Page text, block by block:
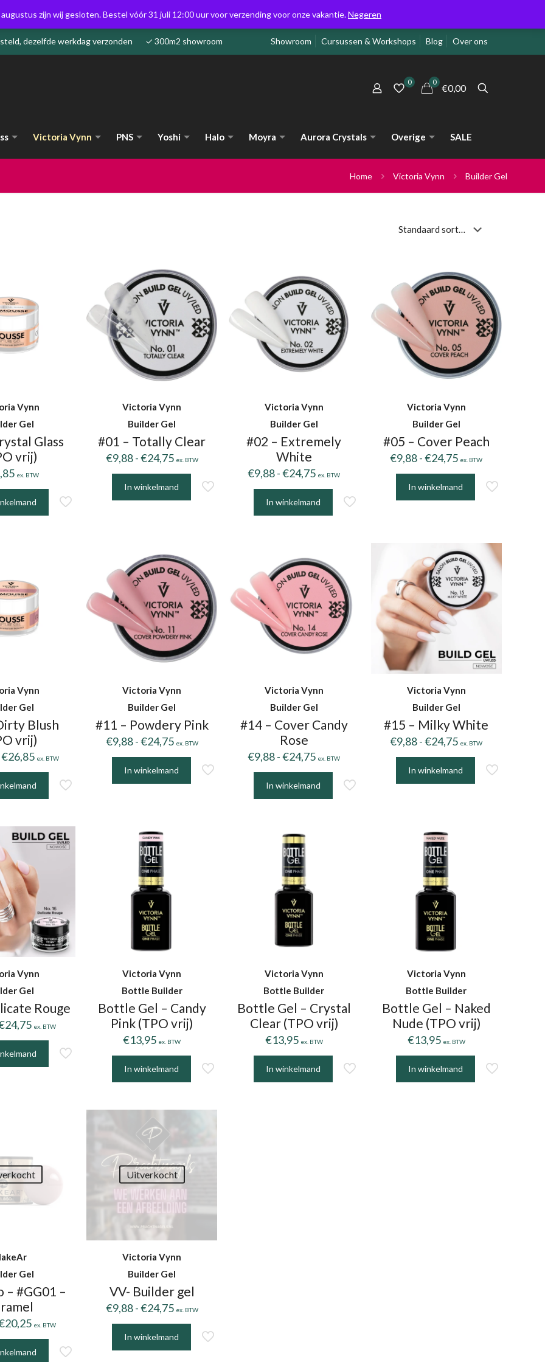
dezelfde werkdag verzonden ✓ 300m2 showroom Showroom Cursussen & Workshops Blog Over ons
0 0
€0,00
Victoria Vynn PNS Yoshi Halo Moyra Aurora Crystals Overige SALE
Home Victoria Vynn Builder Gel
Vynn
Gel
Glass
vrij)
ex. BTW
Victoria Vynn
Builder Gel
#01 – Totally Clear
€9,88-€24,75Prijsklasse:
€9,88
tot
€24,75
ex. BTW
In winkelmand
Deze
optie
kan
gekozen
worden
Victoria Vynn
Builder Gel
#02 – Extremely
White
€9,88- €24,75Prijsklasse:
€9,88
tot
€24,75
ex. BTW
In winkelmand
variaties.
Deze
optie
kan
gekozen
worden
productpagina
Victoria Vynn
Builder Gel
#05 – Cover Peach
€9,88-€24,75Prijsklasse:
€9,88
tot
€24,75
ex. BTW
In winkelmand
variaties.
Deze
optie
kan
gekozen
worden
de
productpagina
Vynn
Gel
Blush
vrij)
€26,85Prijsklasse:
€11,55
tot
€26,85
ex. BTW
Victoria Vynn
Builder Gel
#11 – Powdery Pink
€9,88-€24,75Prijsklasse:
€9,88
tot
€24,75
ex. BTW
In winkelmand
variaties.
gekozen
Victoria Vynn
Builder Gel
#14 – Cover Candy
Rose
€9,88- €24,75Prijsklasse:
€9,88
tot
€24,75
ex. BTW
In winkelmand
meerdere
variaties.
gekozen
productpagina
Victoria Vynn
Builder Gel
#15 – Milky White
€9,88-€24,75Prijsklasse:
€9,88
tot
€24,75
ex. BTW
In winkelmand
variaties.
gekozen
Vynn
Gel
Rouge
24,75Prijsklasse:
€9,88
tot
€24,75
ex. BTW
Victoria Vynn
Bottle Builder
Bottle Gel – Candy
Pink (TPO vrij)
€13,95 ex. BTW
In winkelmand
Victoria Vynn
Bottle Builder
Bottle Gel – Crystal
Clear (TPO vrij)
€13,95 ex. BTW
In winkelmand
Victoria Vynn
Bottle Builder
Bottle Gel – Naked
Nude (TPO vrij)
€13,95 ex. BTW
In winkelmand
Gel
– #GG01 –
20,25Prijsklasse:
€9,55
tot
ex. BTW
Uitverkocht
Victoria Vynn
Builder Gel
VV- Builder gel
€9,88-€24,75Prijsklasse:
€9,88
tot
€24,75
ex. BTW
In winkelmand
zijn wij gesloten. Bestel vóór 31 juli 12:00 uur voor verzending voor onze vakantie.Negeren